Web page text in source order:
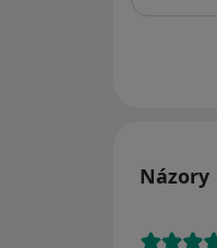
Názory